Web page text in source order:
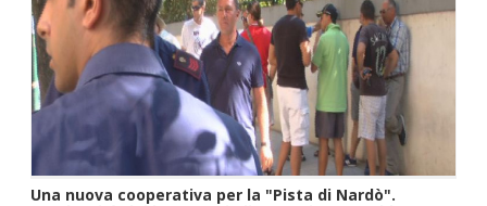
Una nuova cooperativa per la "Pista di Nardò".